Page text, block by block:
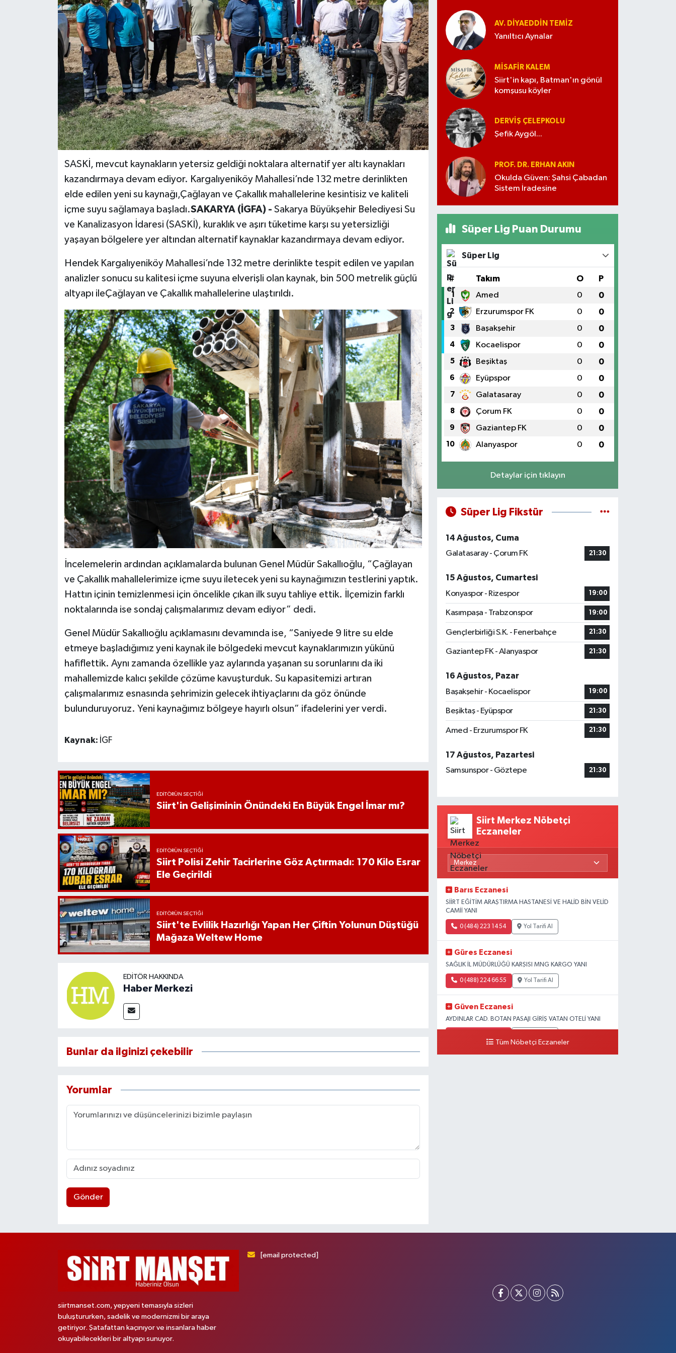
SASKİ, mevcut kaynakların yetersiz geldiği noktalara alternatif yer altı kaynakları
kazandırmaya devam ediyor. Kargalıyeniköy Mahallesi’nde 132 metre derinlikten
elde edilen yeni su kaynağı,Çağlayan ve Çakallık mahallelerine kesintisiz ve kaliteli
içme suyu sağlamaya başladı.SAKARYA (İGFA) - Sakarya Büyükşehir Belediyesi Su
ve Kanalizasyon İdaresi (SASKİ), kuraklık ve aşırı tüketime karşı su yetersizliği
yaşayan bölgelere yer altından alternatif kaynaklar kazandırmaya devam ediyor.
Hendek Kargalıyeniköy Mahallesi’nde 132 metre derinlikte tespit edilen ve yapılan
analizler sonucu su kalitesi içme suyuna elverişli olan kaynak, bin 500 metrelik güçlü
altyapı ileÇağlayan ve Çakallık mahallelerine ulaştırıldı.
İncelemelerin ardından açıklamalarda bulunan Genel Müdür Sakallıoğlu, “Çağlayan
ve Çakallık mahallelerimize içme suyu iletecek yeni su kaynağımızın testlerini yaptık.
Hattın içinin temizlenmesi için öncelikle çıkan ilk suyu tahliye ettik. İlçemizin farklı
noktalarında ise sondaj çalışmalarımız devam ediyor” dedi.
Genel Müdür Sakallıoğlu açıklamasını devamında ise, “Saniyede 9 litre su elde
etmeye başladığımız yeni kaynak ile bölgedeki mevcut kaynaklarımızın yükünü
hafiflettik. Aynı zamanda özellikle yaz aylarında yaşanan su sorunlarını da iki
mahallemizde kalıcı şekilde çözüme kavuşturduk. Su kapasitemizi artıran
çalışmalarımız esnasında şehrimizin gelecek ihtiyaçlarını da göz önünde
bulunduruyoruz. Yeni kaynağımız bölgeye hayırlı olsun” ifadelerini yer verdi.
Kaynak: İGF
EDITÖRÜN SEÇTIĞI
Siirt'in Gelişiminin Önündeki En Büyük Engel İmar mı?
EDITÖRÜN SEÇTIĞI
Siirt Polisi Zehir Tacirlerine Göz Açtırmadı: 170 Kilo Esrar
Ele Geçirildi
EDITÖRÜN SEÇTIĞI
Siirt'te Evlilik Hazırlığı Yapan Her Çiftin Yolunun Düştüğü
Mağaza Weltew Home
EDITÖR HAKKINDA
Haber Merkezi
Bunlar da ilginizi çekebilir
Yorumlar
Gönder
AV. DIYAEDDIN TEMIZ
Yanıltıcı Aynalar
MISAFIR KALEM
Siirt'in kapı, Batman'ın gönül
komşusu köyler
DERVIŞ ÇELEPKOLU
Şefik Aygöl...
PROF. DR. ERHAN AKIN
Okulda Güven: Şahsi Çabadan
Sistem İradesine
Süper Lig Puan Durumu
Süper Lig
# Takım O P
1 Amed 0 0
2 Erzurumspor FK 0 0
3 Başakşehir 0 0
4 Kocaelispor 0 0
5 Beşiktaş 0 0
6 Eyüpspor 0 0
7 Galatasaray 0 0
8 Çorum FK 0 0
9 Gaziantep FK 0 0
10 Alanyaspor 0 0
Detaylar için tıklayın
Süper Lig Fikstür
14 Ağustos, Cuma
Galatasaray - Çorum FK
21:30
15 Ağustos, Cumartesi
Konyaspor - Rizespor
19:00
Kasımpaşa - Trabzonspor 19:00
Gençlerbirliği S.K. - Fenerbahçe 21:30
Gaziantep FK - Alanyaspor 21:30
16 Ağustos, Pazar
Başakşehir - Kocaelispor
19:00
Beşiktaş - Eyüpspor 21:30
Amed - Erzurumspor FK 21:30
17 Ağustos, Pazartesi
Samsunspor - Göztepe
21:30
Siirt Merkez Nöbetçi
Eczaneler
Barıs Eczanesi
SİİRT EĞİTİM ARAŞTIRMA HASTANESİ VE HALİD BİN VELİD
CAMİİ YANI
0 (484) 223 14 54 Yol Tarifi Al
Güres Eczanesi
SAĞLIK İL MÜDÜRLÜĞÜ KARŞISI MNG KARGO YANI
0 (488) 224 66 55 Yol Tarifi Al
Güven Eczanesi
AYDINLAR CAD. BOTAN PASAJI GİRİŞ VATAN OTELİ YANI
Tüm Nöbetçi Eczaneler
siirtmanset.com, yepyeni temasıyla sizleri
buluştururken, sadelik ve modernizmi bir araya
getiriyor. Şatafattan kaçınıyor ve insanlara haber
okuyabilecekleri bir altyapı sunuyor.
[email protected]